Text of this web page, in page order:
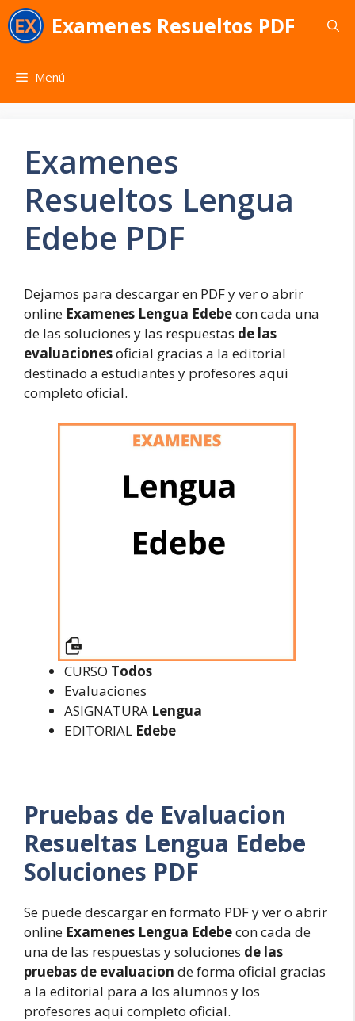
Saltar
al
contenido
Examenes Resueltos PDF
Menú
Examenes
Resueltos Lengua
Edebe PDF
Dejamos para descargar en PDF y ver o abrir
online Examenes Lengua Edebecon cada una
de las soluciones y las respuestas de las
evaluacionesoficial gracias a la editorial
destinado a estudiantes y profesores aqui
completo oficial.
CURSO Todos
Evaluaciones
ASIGNATURA Lengua
EDITORIAL Edebe
Pruebas de Evaluacion
Resueltas Lengua Edebe
Soluciones PDF
Se puede descargar en formato PDF y ver o abrir
online Examenes Lengua Edebecon cada de
una de las respuestas y soluciones de las
pruebas de evaluacion de forma oficial gracias
a la editorial para a los alumnos y los
profesores aqui completo oficial.